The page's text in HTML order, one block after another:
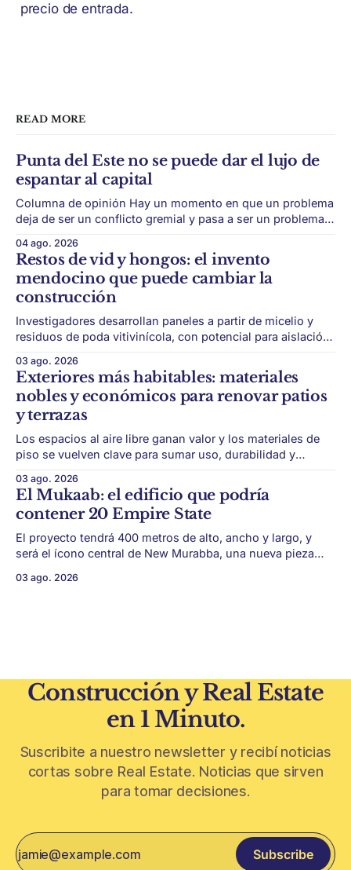
precio de entrada.
READ MORE
Punta del Este no se puede dar el lujo de
espantar al capital
Columna de opinión Hay un momento en que un problema
deja de ser un conflicto gremial y pasa a ser un problema
sin rodeos: lo que está en juego en Punta del Este no es
una obra, ni una temporada,
04 ago. 2026
Restos de vid y hongos: el invento
mendocino que puede cambiar la
construcción
Investigadores desarrollan paneles a partir de micelio y
residuos de poda vitivinícola, con potencial para aislación
puede convertir un residuo vitivinícola en un material de
construcción. El desarrollo parte de restos de poda de vid
y micelio, la parte vegetativa de los
03 ago. 2026
Exteriores más habitables: materiales
nobles y económicos para renovar patios
y terrazas
Los espacios al aire libre ganan valor y los materiales de
piso se vuelven clave para sumar uso, durabilidad y
y terrazas se volvieron protagonistas de la vivienda.
Después de años en los que el exterior era visto como un
plus,
03 ago. 2026
El Mukaab: el edificio que podría
contener 20 Empire State
El proyecto tendrá 400 metros de alto, ancho y largo, y
será el ícono central de New Murabba, una nueva pieza
avanza con una de las obras más ambiciosas del
03 ago. 2026
Construcción y Real Estate
en 1 Minuto.
Suscribite a nuestro newsletter y recibí noticias
cortas sobre Real Estate. Noticias que sirven
para tomar decisiones.
Subscribe